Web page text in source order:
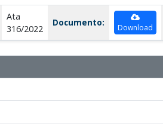
Ata
316/2022
Documento: Download